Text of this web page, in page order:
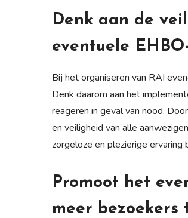
Denk aan de
eventuele
Bij het organiseren van RAI
Denk daarom aan het
reageren in geval van nood.
en veiligheid van alle
zorgeloze en plezierige ervaring
Promoot het
meer bezoekers